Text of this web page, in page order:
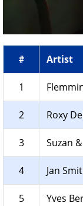
# Artist
1
2 Roxy
3 Suzan
4 Jan Smit
5 Yves